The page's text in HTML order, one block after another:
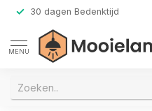
30 dagen Bedenktijd
MENU